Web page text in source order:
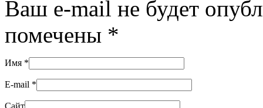
Ваш e-mail не будет
помечены *
Имя *
E-mail *
Сайт